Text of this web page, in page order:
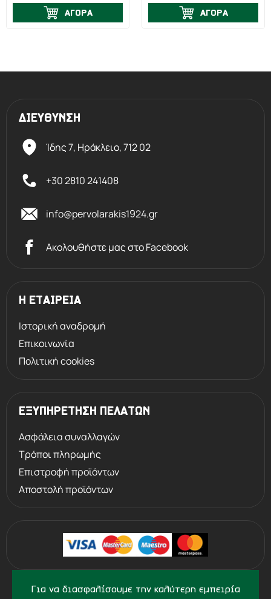
Για να διασφαλίσουμε την καλύτερη εμπειρία
ΑΓΟΡΑ ΑΓΟΡΑ
ΔΙΕΥΘΥΝΣΗ
Ίδης 7, Ηράκλειο,712 02
+30 2810 241408
info@pervolarakis1924.gr
Ακολουθήστε μας στο Facebook
Η ΕΤΑΙΡΕΙΑ
Ιστορική αναδρομή
Επικοινωνία
Πολιτική cookies
ΕΞΥΠΗΡΕΤΗΣΗ ΠΕΛΑΤΩΝ
Ασφάλεια συναλλαγών
Τρόποι πληρωμής
Επιστροφή προϊόντων
Αποστολή προϊόντων
© 2013 - 2026 PERVOLARAKIS1924.GR